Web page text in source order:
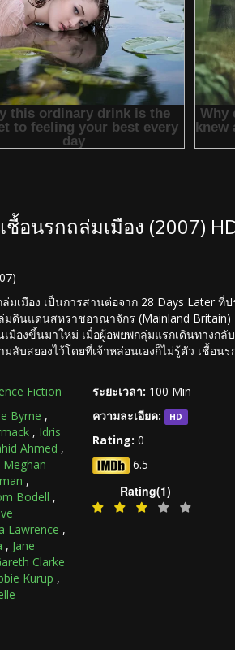
อนรกถล่มเมือง (2007)
มเมือง เป็นการสานต่อจาก 28 Days Later
ดินแดนสหราชอาณาจักร (Mainland
องขึ้นมาใหม่ เมื่อผู้อพยพกลุ่มแรกเดินทางกลั
บสยองไว้โดยที่เจ้าหล่อนเองก็ไม่รู้ตัว เชื้อน
Fiction
Byrne ,
, Idris
Ahmed ,
Meghan
,
Bodell ,
Lawrence ,
, Jane
Clarke
Kurup ,
ระยะเวลา: 100 Min
ความละเอียด:
HD
Rating: 0
6.5
Rating(1)